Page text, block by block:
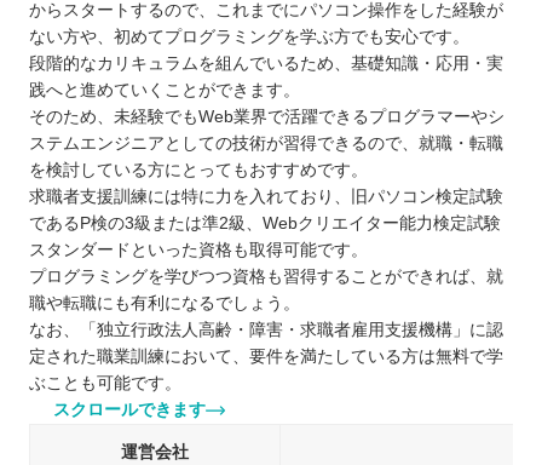
からスタートするので、これまでにパソコン操作をした経験が
ない方や、初めてプログラミングを学ぶ方でも安心です。
段階的なカリキュラムを組んでいるため、基礎知識・応用・実
践へと進めていくことができます。
そのため、未経験でもWeb業界で活躍できるプログラマーやシ
ステムエンジニアとしての技術が習得できるので、就職・転職
を検討している方にとってもおすすめです。
求職者支援訓練には特に力を入れており、旧パソコン検定試験
であるP検の3級または準2級、Webクリエイター能力検定試験
スタンダードといった資格も取得可能です。
プログラミングを学びつつ資格も習得することができれば、就
職や転職にも有利になるでしょう。
なお、「独立行政法人高齢・障害・求職者雇用支援機構」に認
定された職業訓練において、要件を満たしている方は無料で学
ぶことも可能です。
スクロールできます
運営会社